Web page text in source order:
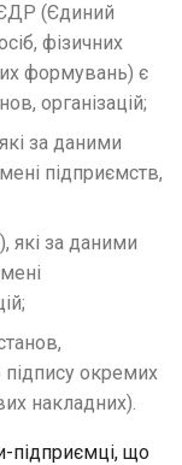
(Єдиний
фізичних
формувань) є
організацій;
за даними
пiдприємств,
якi за даними
пiдпису окремих
накладних).
пiдприємцi, що